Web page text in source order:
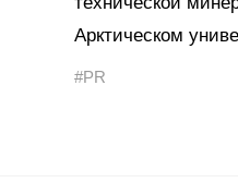
Арктическом
#PR